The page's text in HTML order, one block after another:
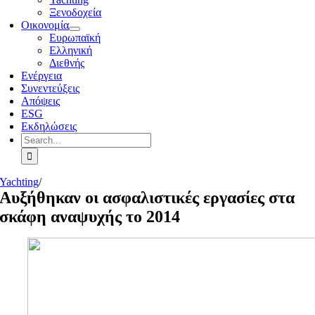
Ξενοδοχεία
Οικονομία
Ευρωπαϊκή
Ελληνική
Διεθνής
Ενέργεια
Συνεντεύξεις
Απόψεις
ESG
Εκδηλώσεις
Search
for:
Yachting/
Αυξήθηκαν οι ασφαλιστικές εργασίες στα
σκάφη αναψυχής το 2014